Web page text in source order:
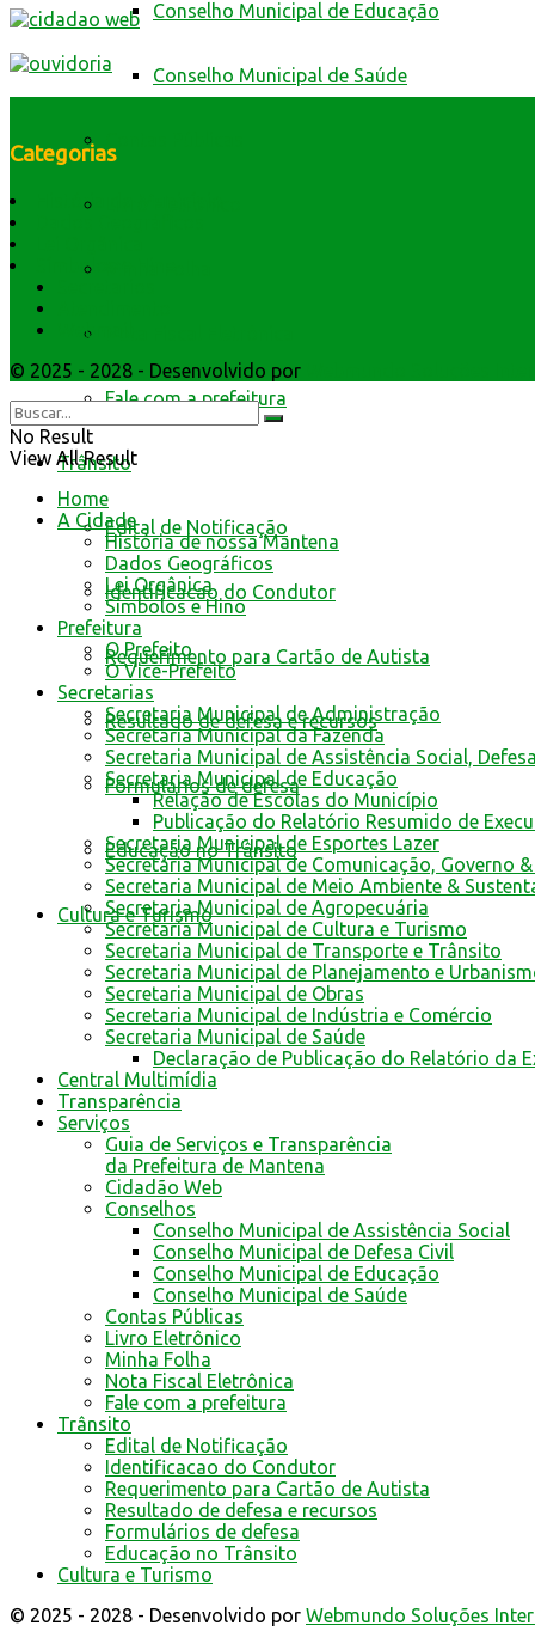
Conselho Municipal de Educação
Conselho Municipal de Saúde
Fale com a prefeitura
Trânsito
Edital de Notificação
Identificacao do Condutor
Requerimento para Cartão de Autista
Resultado de defesa e recursos
Formulários de defesa
Educação no Trânsito
Cultura e Turismo
Categorias
História do Município
Símbolos e Hino
Webmail
© 2025 - 2028 - Desenvolvido por
No Result
View All Result
Home
A Cidade
História de nossa Mantena
Dados Geográficos
Lei Orgânica
Símbolos e Hino
Prefeitura
O Prefeito
O Vice-Prefeito
Secretarias
Secretaria Municipal de Administração
Secretaria Municipal da Fazenda
Secretaria Municipal de Assistência Social,
Secretaria Municipal de Educação
Relação de Escolas do Município
Publicação do Relatório Resumido de
Secretaria Municipal de Esportes Lazer
Secretaria Municipal de Comunicação, Governo
Secretaria Municipal de Meio Ambiente &
Secretaria Municipal de Agropecuária
Secretaria Municipal de Cultura e Turismo
Secretaria Municipal de Transporte e Trânsito
Secretaria Municipal de Planejamento e
Secretaria Municipal de Obras
Secretaria Municipal de Indústria e Comércio
Secretaria Municipal de Saúde
Declaração de Publicação do Relatório da
Central Multimídia
Transparência
Serviços
Guia de Serviços e Transparência
da Prefeitura de Mantena
Cidadão Web
Conselhos
Conselho Municipal de Assistência Social
Conselho Municipal de Defesa Civil
Conselho Municipal de Educação
Conselho Municipal de Saúde
Contas Públicas
Livro Eletrônico
Minha Folha
Nota Fiscal Eletrônica
Fale com a prefeitura
Trânsito
Edital de Notificação
Identificacao do Condutor
Requerimento para Cartão de Autista
Resultado de defesa e recursos
Formulários de defesa
Educação no Trânsito
Cultura e Turismo
© 2025 - 2028 - Desenvolvido por Webmundo Soluções